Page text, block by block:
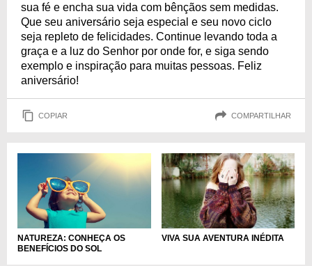
sua fé e encha sua vida com bênçãos sem medidas.
Que seu aniversário seja especial e seu novo ciclo
seja repleto de felicidades. Continue levando toda a
graça e a luz do Senhor por onde for, e siga sendo
exemplo e inspiração para muitas pessoas. Feliz
aniversário!
COPIAR COMPARTILHAR
NATUREZA: CONHEÇA OS
BENEFÍCIOS DO SOL
VIVA SUA AVENTURA INÉDITA